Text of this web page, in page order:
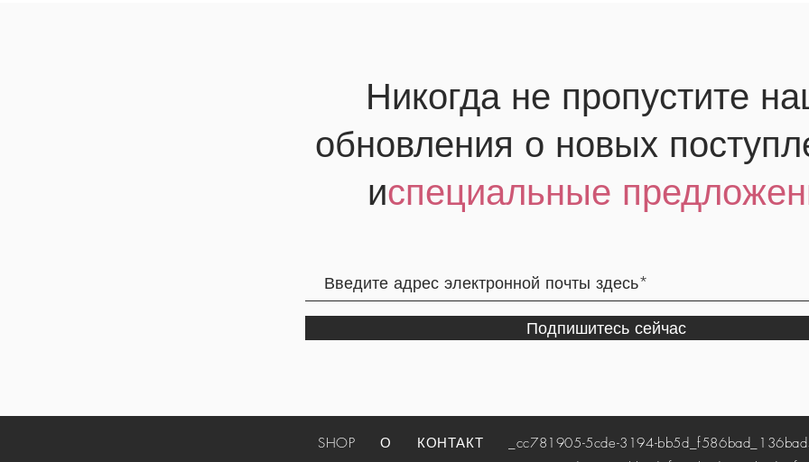
Никогда не пропустите
обновления о новых
испециальные
Подпишитесь сейчас
SHOP О КОНТАКТ _cc781905-5cde-3194-